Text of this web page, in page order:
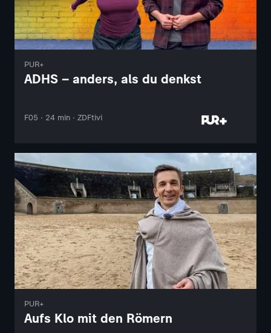
PUR+
ADHS – anders, als du denkst
F05 · 24 min · ZDFtivi
PUR+
Aufs Klo mit den Römern